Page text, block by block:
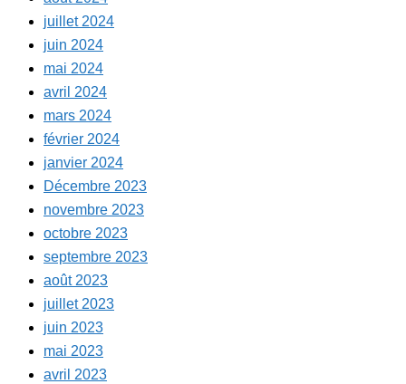
juillet 2024
juin 2024
mai 2024
avril 2024
mars 2024
février 2024
janvier 2024
Décembre 2023
novembre 2023
octobre 2023
septembre 2023
août 2023
juillet 2023
juin 2023
mai 2023
avril 2023